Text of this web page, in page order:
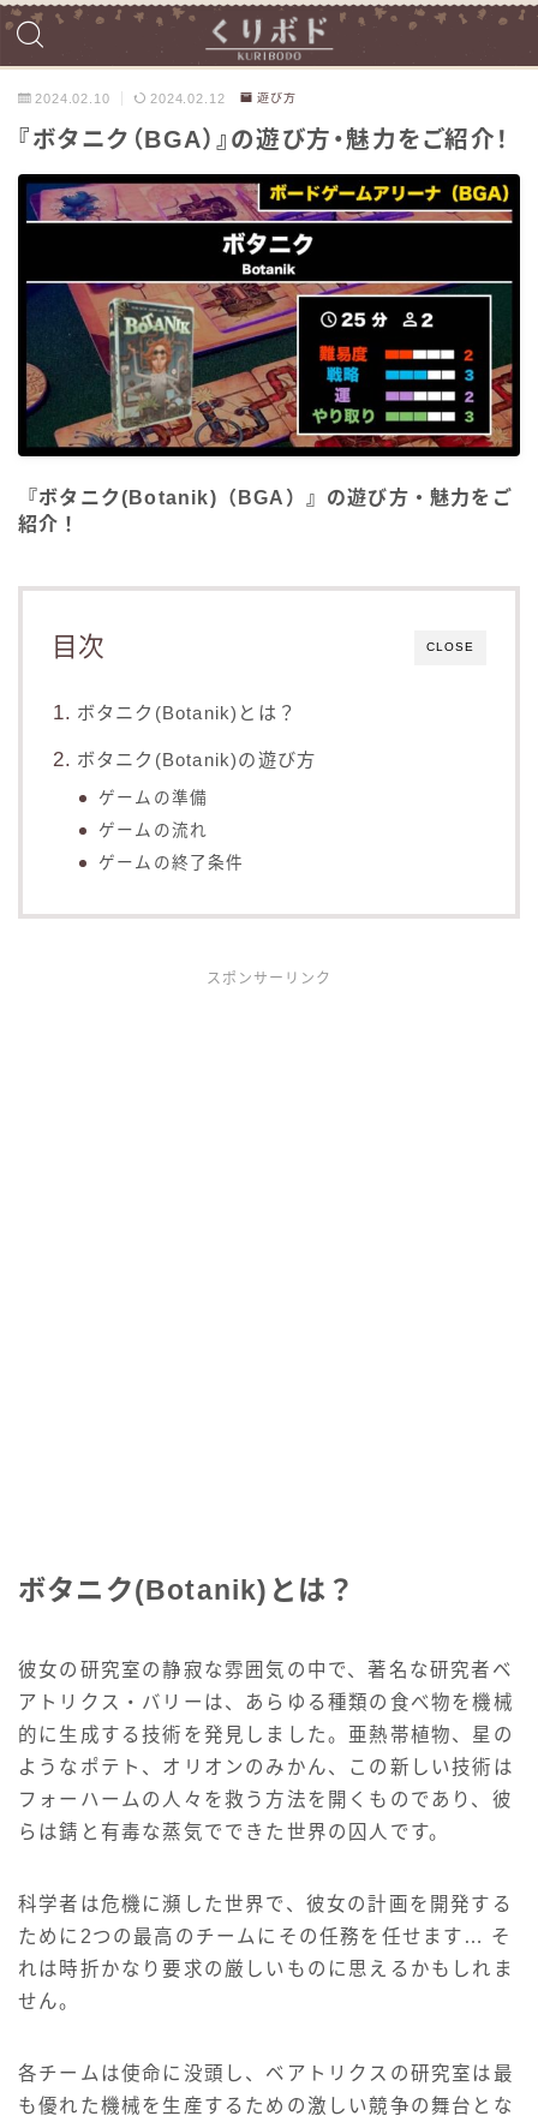
2024.02.10 2024.02.12 遊び方
『ボタニク（BGA）』の遊び方・魅力をご紹介！
『ボタニク(Botanik)（BGA）』の遊び方・魅力をご
紹介！
CLOSE
目次
ボタニク(Botanik)とは？
ボタニク(Botanik)の遊び方
ゲームの準備
ゲームの流れ
ゲームの終了条件
スポンサーリンク
ボタニク(Botanik)とは？
彼女の研究室の静寂な雰囲気の中で、著名な研究者ベ
アトリクス・バリーは、あらゆる種類の食べ物を機械
的に生成する技術を発見しました。亜熱帯植物、星の
ようなポテト、オリオンのみかん、この新しい技術は
フォーハームの人々を救う方法を開くものであり、彼
らは錆と有毒な蒸気でできた世界の囚人です。
科学者は危機に瀕した世界で、彼女の計画を開発する
ために2つの最高のチームにその任務を任せます… そ
れは時折かなり要求の厳しいものに思えるかもしれま
せん。
各チームは使命に没頭し、ベアトリクスの研究室は最
も優れた機械を生産するための激しい競争の舞台とな